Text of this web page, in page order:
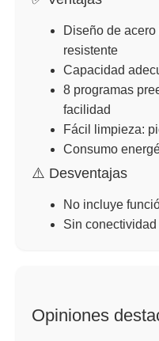
Diseño de
resistente
Capacidad
8 programas
facilidad
Fácil limpieza:
Consumo
⚠️ Desventajas
No incluye
Sin
Opiniones